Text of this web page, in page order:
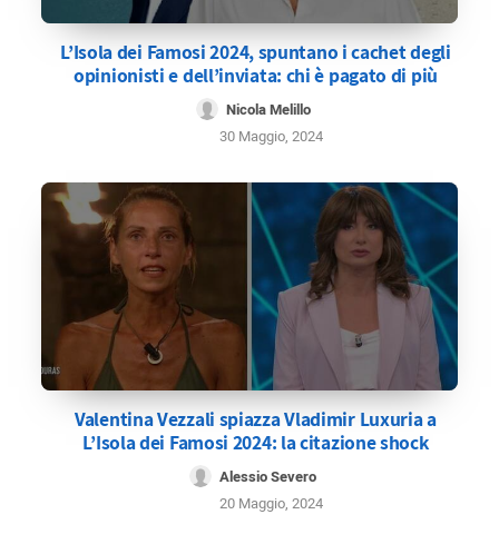
L’Isola dei Famosi 2024, spuntano i cachet degli
opinionisti e dell’inviata: chi è pagato di più
Nicola Melillo
30 Maggio, 2024
Valentina Vezzali spiazza Vladimir Luxuria a
L’Isola dei Famosi 2024: la citazione shock
Alessio Severo
20 Maggio, 2024